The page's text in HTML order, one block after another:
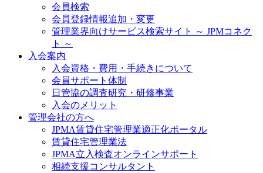
会員検索
会員登録情報追加・変更
管理業界向けサービス検索サイト ～ JPMコネク
ト ～
入会案内
入会資格・費用・手続きについて
会員サポート体制
日管協の調査研究・研修事業
入会のメリット
管理会社の方へ
JPMA賃貸住宅管理業適正化ポータル
賃貸住宅管理業法
JPMA立入検査オンラインサポート
相続支援コンサルタント